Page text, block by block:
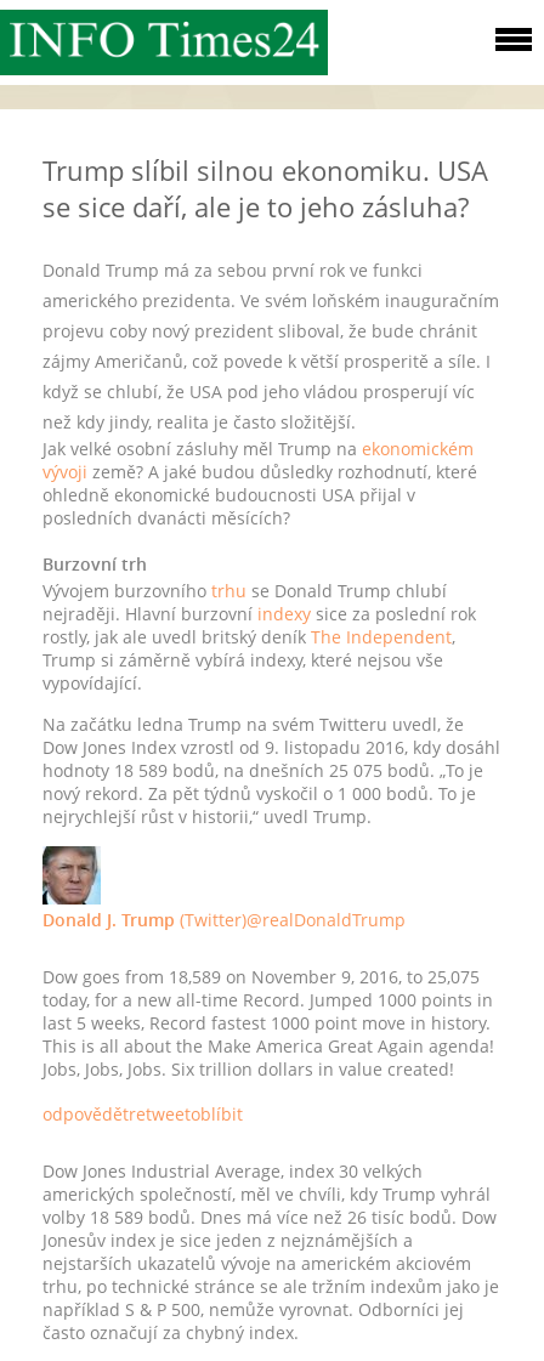
Trump slíbil silnou ekonomiku. USA
se sice daří, ale je to jeho zásluha?
Donald Trump má za sebou první rok ve funkci
amerického prezidenta. Ve svém loňském inauguračním
projevu coby nový prezident sliboval, že bude chránit
zájmy Američanů, což povede k větší prosperitě a síle. I
když se chlubí, že USA pod jeho vládou prosperují víc
než kdy jindy, realita je často složitější.
Jak velké osobní zásluhy měl Trump na ekonomickém
vývoji země? A jaké budou důsledky rozhodnutí, které
ohledně ekonomické budoucnosti USA přijal v
posledních dvanácti měsících?
Burzovní trh
Vývojem burzovního trhu se Donald Trump chlubí
nejraději. Hlavní burzovní indexy sice za poslední rok
rostly, jak ale uvedl britský deník The Independent,
Trump si záměrně vybírá indexy, které nejsou vše
vypovídající.
Na začátku ledna Trump na svém Twitteru uvedl, že
Dow Jones Index vzrostl od 9. listopadu 2016, kdy dosáhl
hodnoty 18 589 bodů, na dnešních 25 075 bodů. „To je
nový rekord. Za pět týdnů vyskočil o 1 000 bodů. To je
nejrychlejší růst v historii,“ uvedl Trump.
Donald J. Trump (Twitter)@realDonaldTrump
Dow goes from 18,589 on November 9, 2016, to 25,075
today, for a new all-time Record. Jumped 1000 points in
last 5 weeks, Record fastest 1000 point move in history.
This is all about the Make America Great Again agenda!
Jobs, Jobs, Jobs. Six trillion dollars in value created!
odpovědětretweetoblíbit
Dow Jones Industrial Average, index 30 velkých
amerických společností, měl ve chvíli, kdy Trump vyhrál
volby 18 589 bodů. Dnes má více než 26 tisíc bodů. Dow
Jonesův index je sice jeden z nejznámějších a
nejstarších ukazatelů vývoje na americkém akciovém
trhu, po technické stránce se ale tržním indexům jako je
například S & P 500, nemůže vyrovnat. Odborníci jej
často označují za chybný index.